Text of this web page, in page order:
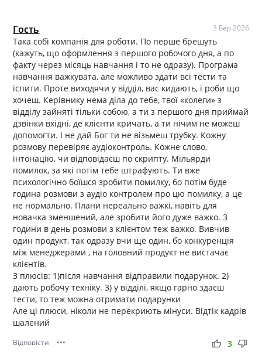
Гость 3 Бер 2026
Така собі компанія для роботи. По перше брешуть
(кажуть, що оформлення з першого робочого дня, а по
факту через місяць навчання і то не одразу). Програма
навчання важкувата, але можливо здати всі тести та
іспити. Проте виходячи у відділ, вас кидають, і роби що
хочеш. Керівнику нема діла до тебе, твої «колеги» з
відділу зайняті тільки собою, а ти з першого дня приймай
дзвінки вхідні, де клієнти кричать, а ти нічим не можеш
допомогти. І не дай Бог ти не візьмеш трубку. Кожну
розмову перевіряє аудіоконтроль. Кожне слово,
інтонацію, чи відповідаєш по скрипту. Мільярди
помилок, за які потім тебе штрафують. Ти вже
психологічно боїшся зробити помилку, бо потім буде
година розмови з аудіо контролем про цю помилку, а це
не нормально. Плани нереально важкі, навіть для
новачка зменшений, але зробити його дуже важко. 3
години в день розмови з клієнтом теж важко. Вивчив
один продукт, так одразу вчи ще один, бо конкуренція
між менеджерами , на головний продукт не вистачає
клієнтів.
З плюсів: 1)після навчання відправили подарунок. 2)
дають робочу техніку. 3) у відділі, якщо гарно здаєш
тести, то теж можна отримати подарунки
Але ці плюси, ніколи не перекриють мінуси. Відтік кадрів
шалений
Відповісти ••• thumb_up thumb_down
3